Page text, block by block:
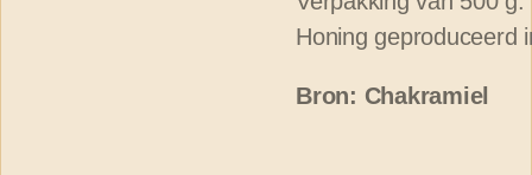
Honing geproduceerd
Bron: Chakramiel